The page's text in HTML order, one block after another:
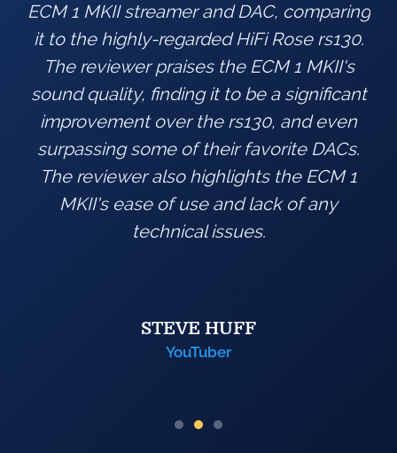
an incredibly smooth, velvety tonality and
outstanding resolution, rendering high-
frequency details without any veil.
Magazin